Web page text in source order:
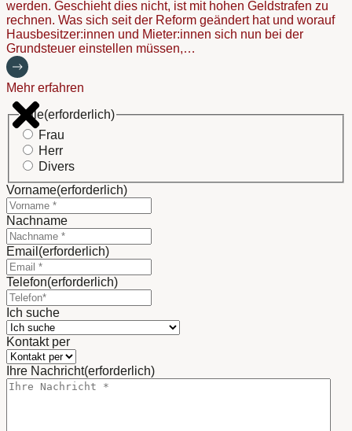
werden. Geschieht dies nicht, ist mit hohen Geldstrafen zu
rechnen. Was sich seit der Reform geändert hat und worauf
Hausbesitzer:innen und Mieter:innen sich nun bei der
Grundsteuer einstellen müssen,…
Mehr erfahren
Title(erforderlich)
Frau
Herr
Divers
Vorname(erforderlich)
Nachname
Email (erforderlich)
Telefon(erforderlich)
Ich suche
Kontakt per
Ihre Nachricht(erforderlich)